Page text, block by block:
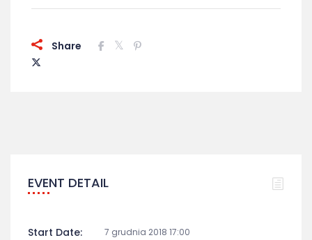
Share
EVENT DETAIL
Start Date: 7 grudnia 2018 17:00